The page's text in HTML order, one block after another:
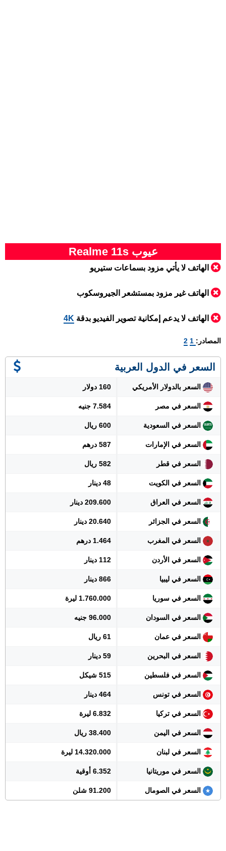
عيوب Realme 11s
الهاتف لا يأتي مزود بسماعات ستيريو
الهاتف غير مزود بمستشعر الجيروسكوب
الهاتف لا يدعم إمكانية تصوير الفيديو بدقة 4K
المصادر: 2
السعر في الدول العربية
السعر بالدولار الأمريكي 160 دولار
السعر في مصر 7.584 جنيه
السعر في السعودية 600 ريال
السعر في الإمارات 587 درهم
السعر في قطر 582 ريال
السعر في الكويت 48 دينار
السعر في العراق 209.600 دينار
السعر في الجزائر 20.640 دينار
السعر في المغرب 1.464 درهم
السعر في الأردن 112 دينار
السعر في ليبيا 866 دينار
السعر في سوريا 1.760.000 ليرة
السعر في السودان 96.000 جنيه
السعر في عمان 61 ريال
السعر في البحرين 59 دينار
السعر في فلسطين 515 شيكل
السعر في تونس 464 دينار
السعر في تركيا 6.832 ليرة
السعر في اليمن 38.400 ريال
السعر في لبنان 14.320.000 ليرة
السعر في موريتانيا 6.352 أوقية
السعر في الصومال 91.200 شلن